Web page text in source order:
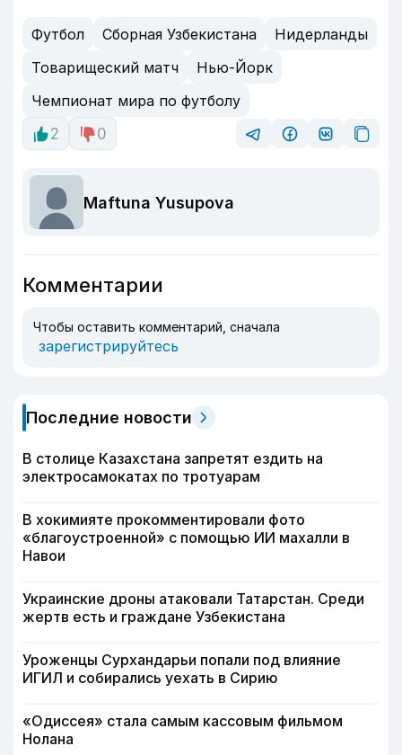
Футбол Сборная Узбекистана
Нидерланды
Товарищеский матч
Нью-Йорк
Чемпионат мира по футболу
2
0
Maftuna Yusupova
Комментарии
Чтобы оставить комментарий, сначала
зарегистрируйтесь
Последние новости
В столице Казахстана запретят ездить на
электросамокатах по тротуарам
В хокимияте прокомментировали фото
«благоустроенной» с помощью ИИ махалли в
Навои
Украинские дроны атаковали Татарстан. Среди
жертв есть и граждане Узбекистана
Уроженцы Сурхандарьи попали под влияние
ИГИЛ и собирались уехать в Сирию
«Одиссея» стала самым кассовым фильмом
Нолана